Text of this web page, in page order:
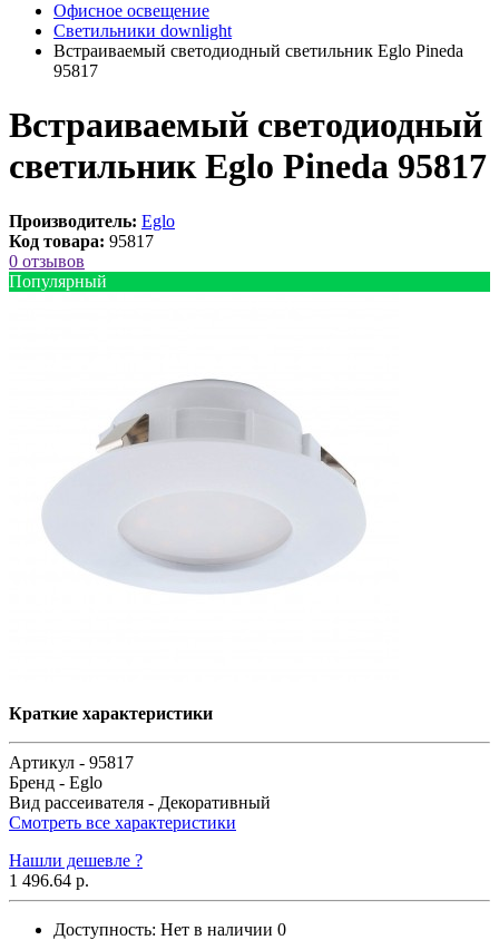
Офисное освещение
Светильники downlight
Встраиваемый светодиодный светильник Eglo Pineda
95817
Встраиваемый светодиодный
светильник Eglo Pineda 95817
Производитель: Eglo
Код товара: 95817
0 отзывов
Популярный
Краткие характеристики
Артикул - 95817
Бренд - Eglo
Вид рассеивателя - Декоративный
Смотреть все характеристики
Нашли дешевле ?
1 496.64 р.
Доступность: Нет в наличии 0